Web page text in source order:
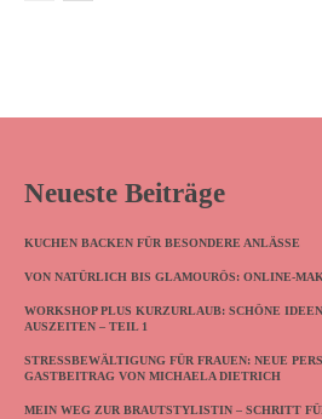
Neueste Beiträge
KUCHEN BACKEN FÜR BESONDERE ANLÄSSE
VON NATÜRLICH BIS GLAMOURÖS: ONLINE-
WORKSHOP PLUS KURZURLAUB: SCHÖNE
AUSZEITEN – TEIL 1
STRESSBEWÄLTIGUNG FÜR FRAUEN: NEUE
GASTBEITRAG VON MICHAELA DIETRICH
MEIN WEG ZUR BRAUTSTYLISTIN – SCHRITT